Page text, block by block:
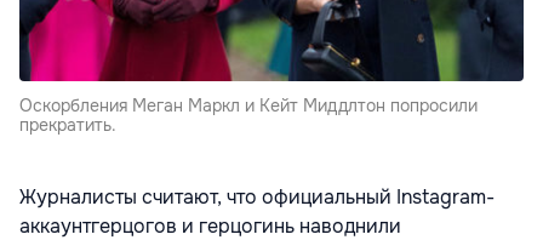
Оскорбления Меган Маркл и Кейт Миддлтон попросили
прекратить.
Журналисты считают, что официальный Instagram-
аккаунтгерцогов и герцогинь наводнили